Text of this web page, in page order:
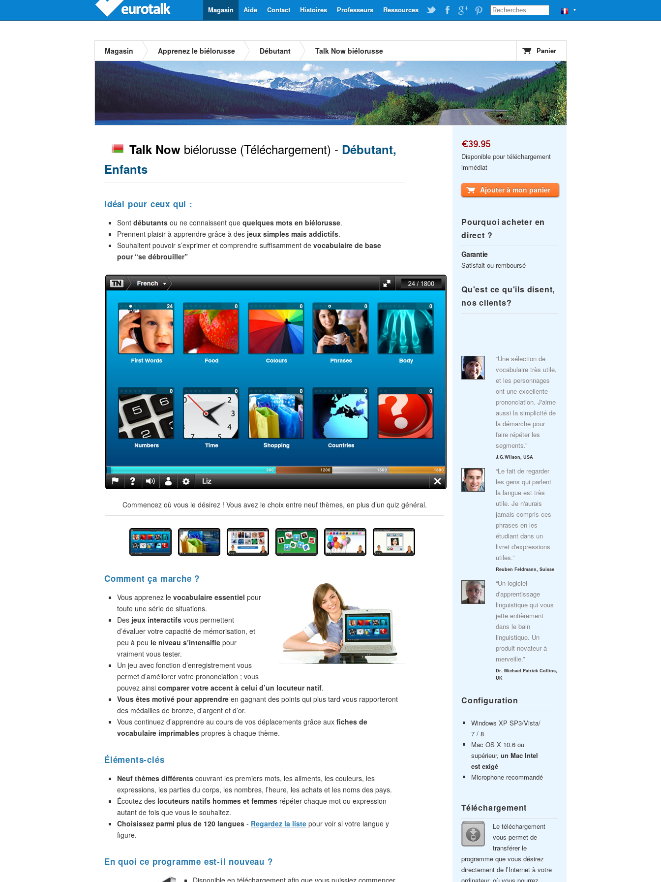
▼
Ressources
Professeurs
Histoires
Contact
Aide
Magasin
Magasin Apprenez le biélorusse Débutant Talk Now biélorusse Panier
Talk Now biélorusse (Téléchargement) - Débutant,
Enfants
Idéal pour ceux qui :
Sont débutants ou ne connaissent que quelques mots en biélorusse.
Prennent plaisir à apprendre grâce à des jeux simples mais addictifs.
Souhaitent pouvoir s’exprimer et comprendre suffisamment de vocabulaire de base
pour “se débrouiller”
Commencez où vous le désirez ! Vous avez le choix entre neuf thèmes, en plus d’un quiz général.
Comment ça marche ?
Vous apprenez le vocabulaire essentiel pour
toute une série de situations.
Des jeux interactifs vous permettent
d’évaluer votre capacité de mémorisation, et
peu à peu le niveau s’intensifie pour
vraiment vous tester.
Un jeu avec fonction d’enregistrement vous
permet d’améliorer votre prononciation ; vous
pouvez ainsi comparer votre accent à celui d’un locuteur natif.
Vous êtes motivé pour apprendre en gagnant des points qui plus tard vous rapporteront
des médailles de bronze, d’argent et d’or.
Vous continuez d’apprendre au cours de vos déplacements grâce aux fiches de
vocabulaire imprimables propres à chaque thème.
Éléments-clés
Neuf thèmes différents couvrant les premiers mots, les aliments, les couleurs, les
expressions, les parties du corps, les nombres, l’heure, les achats et les noms des pays.
Écoutez des locuteurs natifs hommes et femmes répéter chaque mot ou expression
autant de fois que vous le souhaitez.
Choisissez parmi plus de 120 langues - Regardez la liste pour voir si votre langue y
figure.
En quoi ce programme est-il nouveau ?
Disponible en téléchargement afin que vous puissiez commencer
€39.95
Disponible pour téléchargement
immédiat
Ajouter à mon panier
Pourquoi acheter en
direct ?
Garantie
Satisfait ou remboursé
Qu'est ce qu'ils disent,
nos clients?
“Une sélection de
vocabulaire très utile,
et les personnages
ont une excellente
prononciation. J'aime
aussi la simplicité de
la démarche pour
faire répéter les
segments.”
J.G.Wilson, USA
“Le fait de regarder
les gens qui parlent
la langue est très
utile. Je n'aurais
jamais compris ces
phrases en les
étudiant dans un
livret d'expressions
utiles.”
Reuben Feldmann, Suisse
“Un logiciel
d'apprentissage
linguistique qui vous
jette entièrement
dans le bain
linguistique. Un
produit novateur à
merveille.”
Dr. Michael Patrick Collins,
UK
Configuration
Windows XP SP3/Vista/
7 / 8
Mac OS X 10.6 ou
supérieur, un Mac Intel
est exigé
Microphone recommandé
Téléchargement
Le téléchargement
vous permet de
transférer le
programme que vous désirez
directement de l’Internet à votre